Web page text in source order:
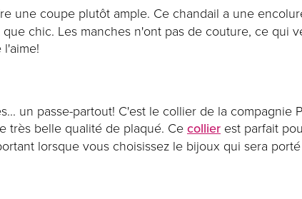
une coupe plutôt ample. Ce chandail a une
chic. Les manches n'ont pas de couture, ce qui
un passe-partout! C'est le collier de la compagnie
très belle qualité de plaqué. Ce collier est parfait
lorsque vous choisissez le bijoux qui sera